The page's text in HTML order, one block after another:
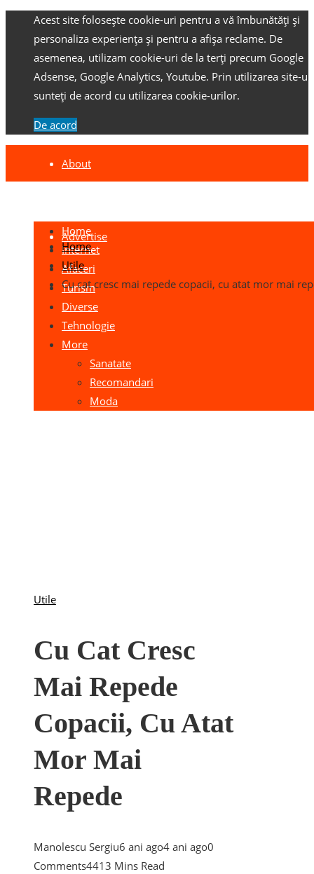
Acest site folosește cookie-uri pentru a vă îmbunătăți și
personaliza experiența și pentru a afișa reclame. De
asemenea, utilizam cookie-uri de la terți precum Google
Adsense, Google Analytics, Youtube. Prin utilizarea site-
sunteți de acord cu utilizarea cookie-urilor.
De acord
About
Advertise
Home
Internet
Afaceri
Turism
Diverse
Tehnologie
More
Sanatate
Recomandari
Moda
Home
Utile
Cu cat cresc mai repede copacii, cu atat mor mai
Utile
Cu Cat Cresc
Mai Repede
Copacii, Cu Atat
Mor Mai
Repede
Manolescu Sergiu6 ani ago4 ani ago0
Comments4413 Mins Read